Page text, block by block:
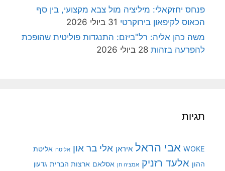
פנחס יחזקאלי: מיליציה מול צבא מקצועי, בין סף
הכאוס לקיפאון בירוקרטי 31 ביולי 2026
משה כהן אליה: רל"ביזם: התנגדות פוליטית שהופכת
להפרעה בזהות 28 ביולי 2026
תגיות
WOKE אבי הראל איראן אלי בר און אליטה אליטת
ההון אלעד רזניק אמציה חן אסלאם ארצות הברית גדעון